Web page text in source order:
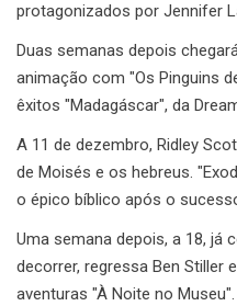
protagonizados por Jennifer
Duas semanas depois
animação com "Os Pinguins
êxitos "Madagáscar", da
A 11 de dezembro, Ridley
de Moisés e os hebreus.
o épico bíblico após o
Uma semana depois, a 18, já
decorrer, regressa Ben Stiller
aventuras "À Noite no